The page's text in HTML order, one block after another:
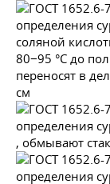
соляной
80−95 °С до
переносят в
см
, обмывают